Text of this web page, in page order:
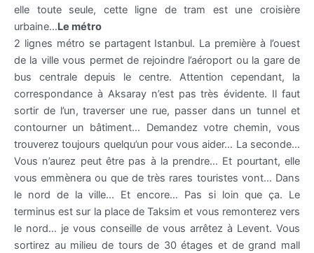
elle toute seule, cette ligne de tram est une croisière
urbaine…Le métro
2 lignes métro se partagent Istanbul. La première à l’ouest
de la ville vous permet de rejoindre l’aéroport ou la gare de
bus centrale depuis le centre. Attention cependant, la
correspondance à Aksarayn’est pas très évidente. Il faut
sortir de l’un, traverser une rue, passer dans un tunnel et
contourner un bâtiment… Demandez votre chemin, vous
trouverez toujours quelqu’un pour vous aider… La seconde…
Vous n’aurez peut être pas à la prendre… Et pourtant, elle
vous emmènera ou que de très rares touristes vont… Dans
le nord de la ville… Et encore… Pas si loin que ça. Le
terminus est sur la place deTaksim et vous remonterez vers
le nord… je vous conseille de vous arrêtez à Levent. Vous
sortirez au milieu de tours de 30 étages et de grand mall